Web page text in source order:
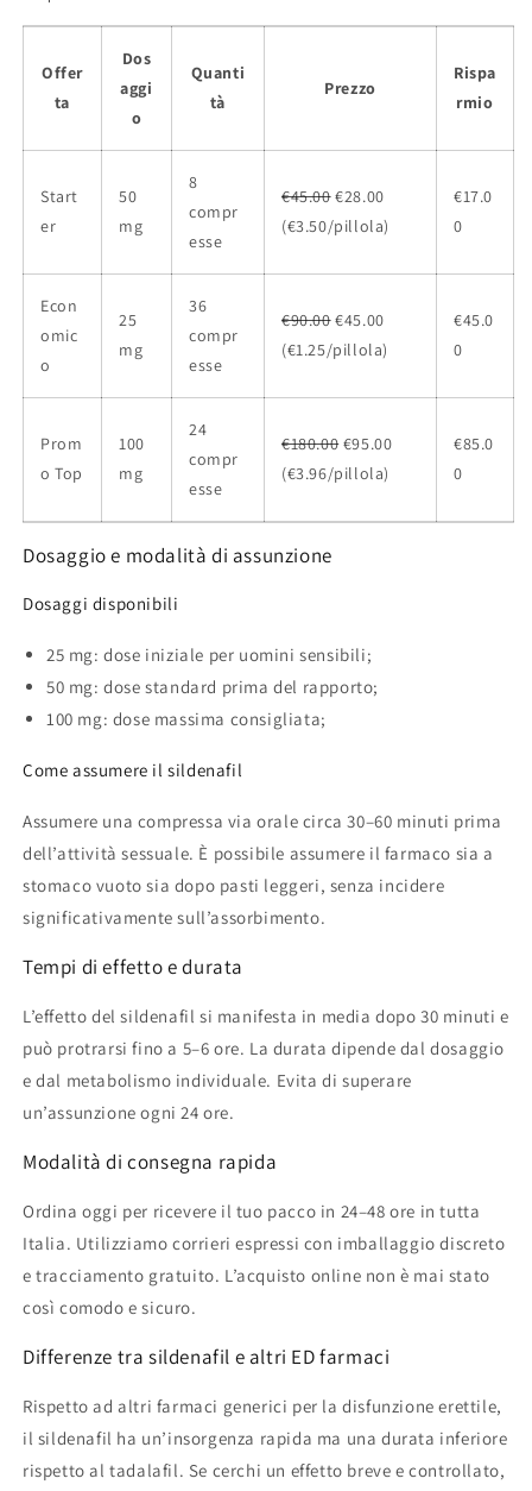
Offer
ta
Dos
aggi
o
Quanti
tà
Prezzo
Rispa
rmio
Start
er
50
mg
8
compr
esse
€45.00€28.00
(€3.50/pillola)
€17.0
0
Econ
omic
o
25
mg
36
compr
esse
€90.00€45.00
(€1.25/pillola)
€45.0
0
Prom
o Top
100
mg
24
compr
esse
€180.00€95.00
(€3.96/pillola)
€85.0
0
Dosaggio e modalità di assunzione
Dosaggi disponibili
25 mg: dose iniziale per uomini sensibili;
50 mg: dose standard prima del rapporto;
100 mg: dose massima consigliata;
Come assumere il sildenafil
Assumere una compressa via orale circa 30–60 minuti prima
dell’attività sessuale. È possibile assumere il farmaco sia a
stomaco vuoto sia dopo pasti leggeri, senza incidere
significativamente sull’assorbimento.
Tempi di effetto e durata
L’effetto del sildenafil si manifesta in media dopo 30 minuti e
può protrarsi fino a 5–6 ore. La durata dipende dal dosaggio
e dal metabolismo individuale. Evita di superare
un’assunzione ogni 24 ore.
Modalità di consegna rapida
Ordina oggi per ricevere il tuo pacco in 24–48 ore in tutta
Italia. Utilizziamo corrieri espressi con imballaggio discreto
e tracciamento gratuito. L’acquisto online non è mai stato
così comodo e sicuro.
Differenze tra sildenafil e altri ED farmaci
Rispetto ad altri farmaci generici per la disfunzione erettile,
il sildenafil ha un’insorgenza rapida ma una durata inferiore
rispetto al tadalafil. Se cerchi un effetto breve e controllato,